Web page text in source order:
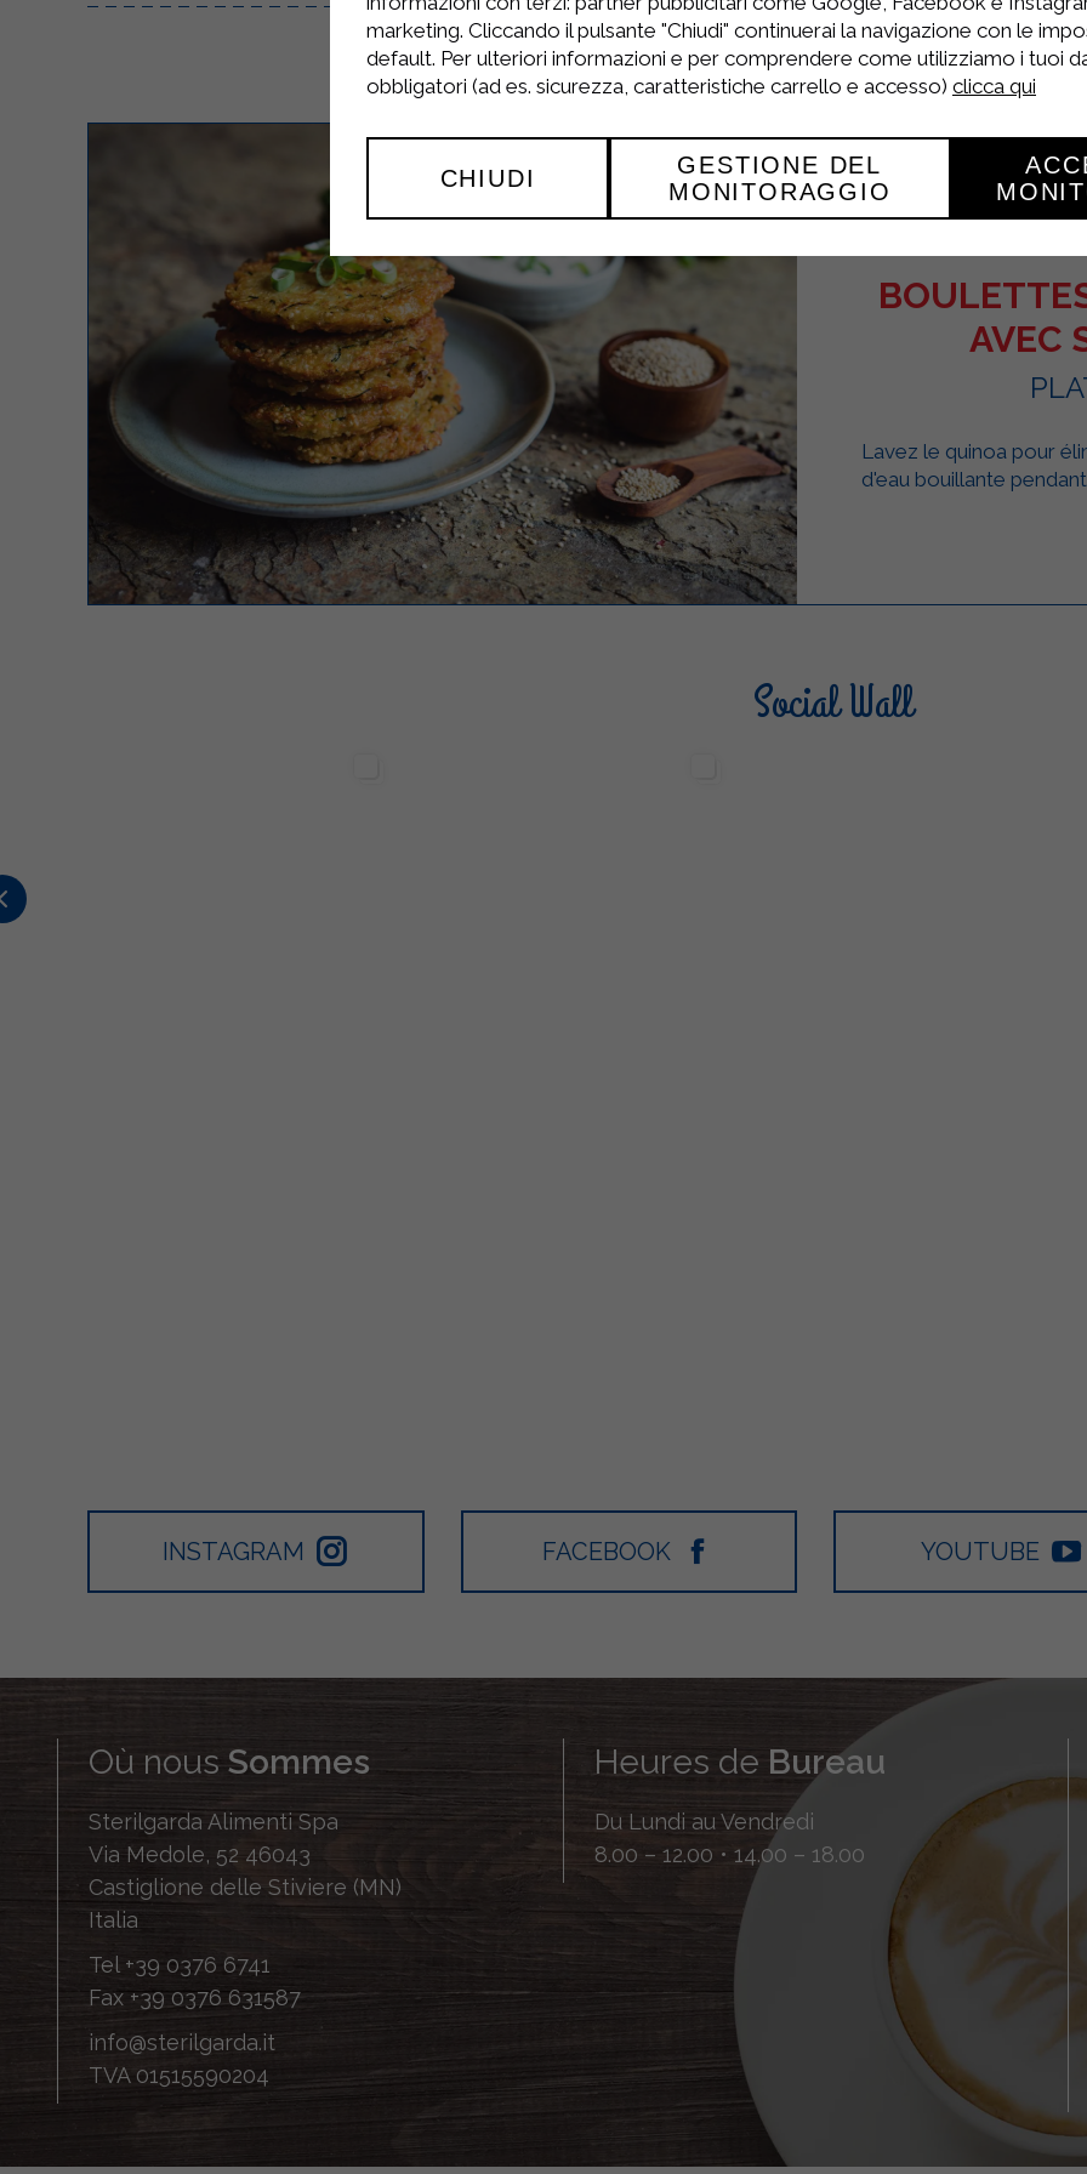
AVEC
Lavez le quinoa pour
d'eau bouillante
Social Wall
INSTAGRAM FACEBOOK YOUTUBE
Où nousSommes
Sterilgarda Alimenti Spa
Via Medole, 52 46043
Castiglione delle Stiviere (MN)
Italia
Tel +39 0376 6741
Fax +39 0376 631587
info@sterilgarda.it
TVA 01515590204
Heures de Bureau
Du Lundi au Vendredi
8.00 – 12.00 • 14.00 – 18.00
marketing. Cliccando il pulsante "Chiudi" continuerai la navigazione con le
default. Per ulteriori informazioni e per comprendere come utilizziamo i tuoi
obbligatori (ad es. sicurezza, caratteristiche carrello e accesso) clicca qui
CHIUDI
GESTIONE DEL
MONITORAGGIO